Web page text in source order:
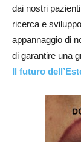
dai nostri
ricerca e
appannaggio di
di garantire una
Il futuro